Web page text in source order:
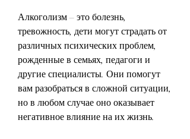
Алкоголизм – это болезнь,
тревожность, дети могут страдать от
различных психических проблем,
рожденные в семьях, педагоги и
другие специалисты. Они помогут
вам разобраться в сложной ситуации,
но в любом случае оно оказывает
негативное влияние на их жизнь.